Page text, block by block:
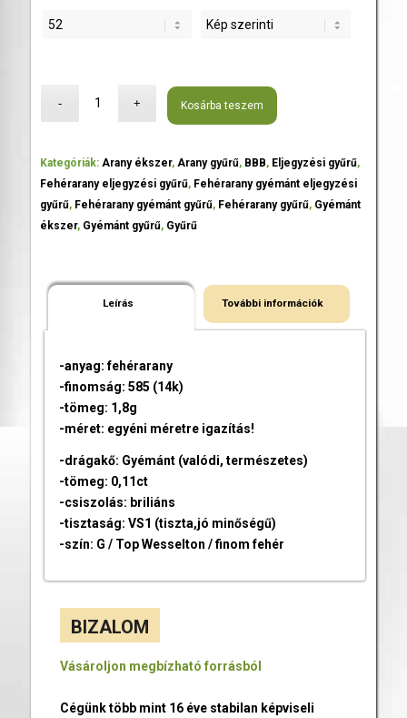
Kosárba teszem
Kategóriák: Arany ékszer, Arany gyűrű, BBB, Eljegyzési gyűrű,
Fehérarany eljegyzési gyűrű, Fehérarany gyémánt eljegyzési
gyűrű, Fehérarany gyémánt gyűrű, Fehérarany gyűrű, Gyémánt
ékszer, Gyémánt gyűrű, Gyűrű
Leírás További információk
-anyag: fehérarany
-finomság: 585 (14k)
-tömeg: 1,8g
-méret: egyéni méretre igazítás!
-drágakő: Gyémánt (valódi, természetes)
-tömeg: 0,11ct
-csiszolás: briliáns
-tisztaság: VS1 (tiszta,jó minőségű)
-szín: G / Top Wesselton / finom fehér
BIZALOM
Vásároljon megbízható forrásból
Cégünk több mint 16 éve stabilan képviseli